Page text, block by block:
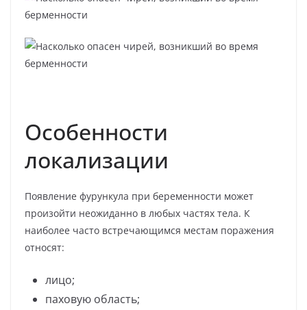
Особенности
локализации
Появление фурункула при беременности может
произойти неожиданно в любых частях тела. К
наиболее часто встречающимся местам поражения
относят:
лицо;
паховую область;